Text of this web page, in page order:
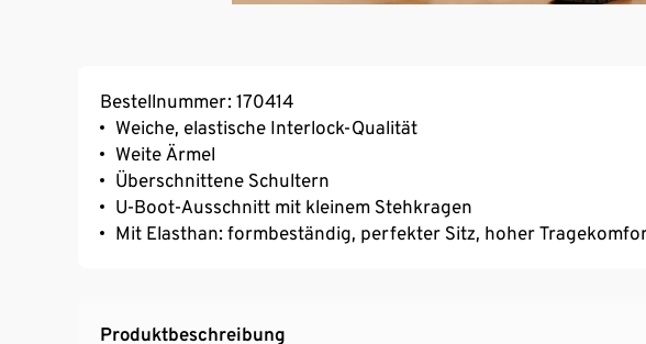
Bestellnummer: 170414
Weiche, elastische Interlock-Qualität
Weite Ärmel
Überschnittene Schultern
U-Boot-Ausschnitt mit kleinem Stehkragen
Mit Elasthan: formbeständig, perfekter Sitz, hoher
Produktbeschreibung